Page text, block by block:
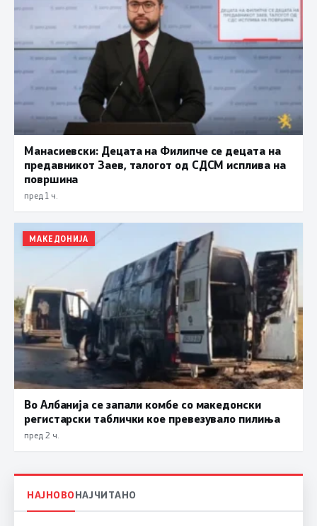
Манасиевски: Децата на Филипче се децата на
предавникот Заев, талогот од СДСМ исплива на
површина
пред 1 ч.
МАКЕДОНИЈА
Во Албанија се запали комбе со македонски
регистарски таблички кое превезувало пилиња
пред 2 ч.
НАЈНОВОНАЈЧИТАНО